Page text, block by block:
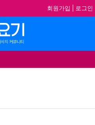
회원가입 로그인